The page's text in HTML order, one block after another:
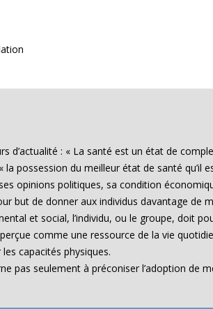
d’actualité : « La santé est un état de
possession du meilleur état de santé qu’il
opinions politiques, sa condition
but de donner aux individus davantage de
et social, l’individu, ou le groupe, doit
comme une ressource de la vie
capacités physiques.
pas seulement à préconiser l’adoption de